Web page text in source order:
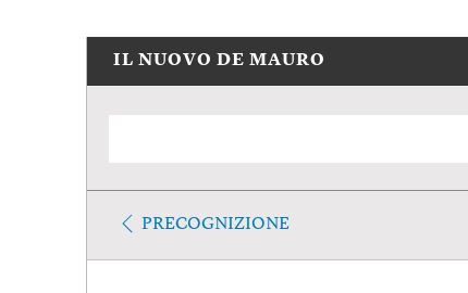
IL NUOVO DE MAURO
PRECOGNIZIONE